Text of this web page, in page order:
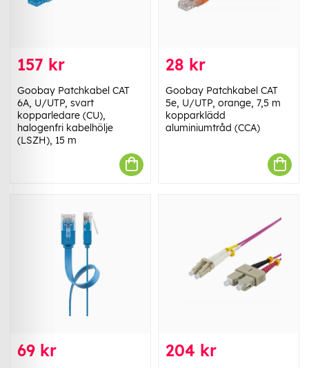
157 kr
Goobay Patchkabel CAT
6A, U/UTP, svart
kopparledare (CU),
halogenfri kabelhölje
(LSZH), 15 m
28 kr
Goobay Patchkabel CAT
5e, U/UTP, orange, 7,5 m
kopparklädd
aluminiumtråd (CCA)
69 kr 204 kr